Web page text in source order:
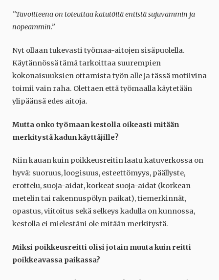
”Tavoitteena on toteuttaa katutöitä entistä sujuvammin ja
nopeammin.”
Nyt ollaan tukevasti työmaa-aitojen sisäpuolella.
Käytännössä tämä tarkoittaa suurempien
kokonaisuuksien ottamista työn alle ja tässä motiivina
toimii vain raha. Olettaen että työmaalla käytetään
ylipäänsä edes aitoja.
Mutta onko työmaan kestolla oikeasti mitään
merkitystä kadun käyttäjille?
Niin kauan kuin poikkeusreitin laatu katuverkossa on
hyvä: suoruus, loogisuus, esteettömyys, päällyste,
erottelu, suoja-aidat, korkeat suoja-aidat (korkean
metelin tai rakennuspölyn paikat), tiemerkinnät,
opastus, viitoitus sekä selkeys kadulla on kunnossa,
kestolla ei mielestäni ole mitään merkitystä.
Miksi poikkeusreitti olisi jotain muuta kuin reitti
poikkeavassa paikassa?